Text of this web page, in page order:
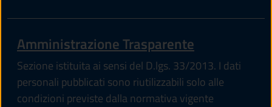
Amministrazione Trasparente
Sezione istituita ai sensi del D.lgs. 33/2013. I dati
personali pubblicati sono riutilizzabili solo alle
condizioni previste dalla normativa vigente